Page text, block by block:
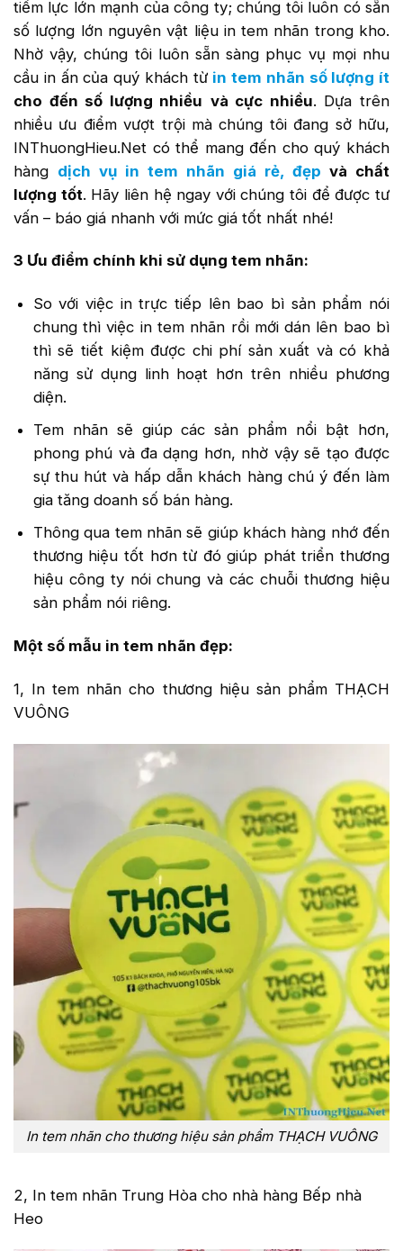
tiềm lực lớn mạnh của công ty; chúng tôi luôn có sẵn
số lượng lớn nguyên vật liệu in tem nhãn trong kho.
Nhờ vậy, chúng tôi luôn sẵn sàng phục vụ mọi nhu
cầu in ấn của quý khách từ in tem nhãn số lượng ít
cho đến số lượng nhiều và cực nhiều. Dựa trên
nhiều ưu điểm vượt trội mà chúng tôi đang sở hữu,
INThuongHieu.Net có thể mang đến cho quý khách
hàng dịch vụ in tem nhãn giá rẻ, đẹp và chất
lượng tốt. Hãy liên hệ ngay với chúng tôi để được tư
vấn – báo giá nhanh với mức giá tốt nhất nhé!
3 Ưu điểm chính khi sử dụng tem nhãn:
So với việc in trực tiếp lên bao bì sản phẩm nói
chung thì việc in tem nhãn rồi mới dán lên bao bì
thì sẽ tiết kiệm được chi phí sản xuất và có khả
năng sử dụng linh hoạt hơn trên nhiều phương
diện.
Tem nhãn sẽ giúp các sản phẩm nổi bật hơn,
phong phú và đa dạng hơn, nhờ vậy sẽ tạo được
sự thu hút và hấp dẫn khách hàng chú ý đến làm
gia tăng doanh số bán hàng.
Thông qua tem nhãn sẽ giúp khách hàng nhớ đến
thương hiệu tốt hơn từ đó giúp phát triển thương
hiệu công ty nói chung và các chuỗi thương hiệu
sản phẩm nói riêng.
Một số mẫu in tem nhãn đẹp:
1, In tem nhãn cho thương hiệu sản phẩm THẠCH
VUÔNG
In tem nhãn cho thương hiệu sản phẩm THẠCH VUÔNG
2, In tem nhãn Trung Hòa cho nhà hàng Bếp nhà
Heo